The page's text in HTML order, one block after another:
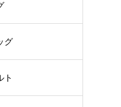
グ
ト